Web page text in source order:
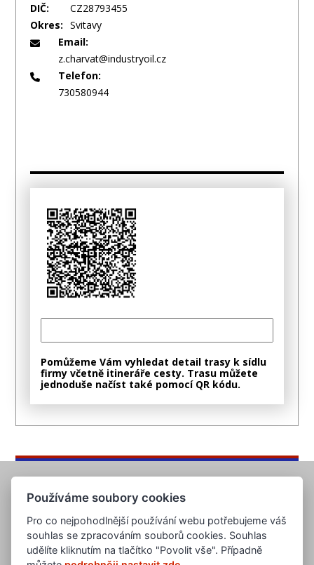
DIČ:
CZ28793455
Okres:
Svitavy
Email:
z.charvat@industryoil.cz
Telefon:
730580944
Pomůžeme Vám vyhledat detail trasy k sídlu
firmy včetně itineráře cesty. Trasu můžete
jednoduše načíst také pomocí QR kódu.
Používáme soubory cookies
Pro co nejpohodlnější používání webu potřebujeme váš
souhlas se zpracováním souborů cookies. Souhlas
udělíte kliknutím na tlačítko "Povolit vše". Případně